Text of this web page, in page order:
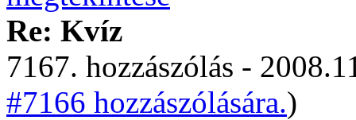
Re: Kvíz
7167. hozzászólás -
#7166 hozzászólására.)